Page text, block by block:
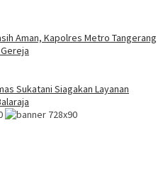
Aman, Kapolres Metro Tangerang
Sukatani Siagakan Layanan